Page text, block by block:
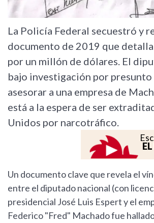
La Policía Federal secuestró y
documento de 2019 que
por un millón de dólares. El
bajo investigación por presunto
asesorar a una empresa de
está a la espera de ser
Unidos por narcotráfico.
Un documento clave que revela el
entre el diputado nacional (con
presidencial José Luis Espert y el
Federico "Fred" Machado fue